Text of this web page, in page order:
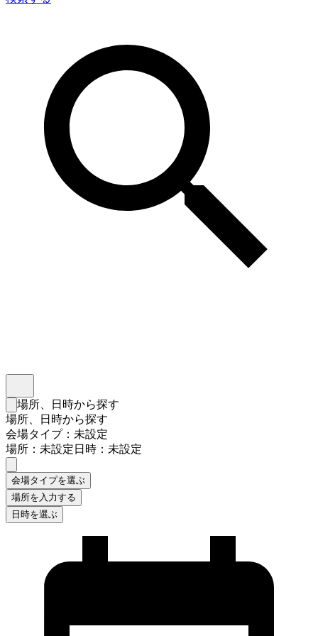
検索フォームを閉じる
場所、日時から探す
場所、日時から探す
会場タイプ：未設定
場所：未設定日時：未設定
会場タイプを選ぶ
場所を入力する
日時を選ぶ